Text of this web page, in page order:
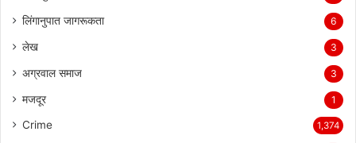
लिंगानुपात जागरूकता 6
लेख 3
अग्रवाल समाज 3
मजदूर 1
Crime 1,374